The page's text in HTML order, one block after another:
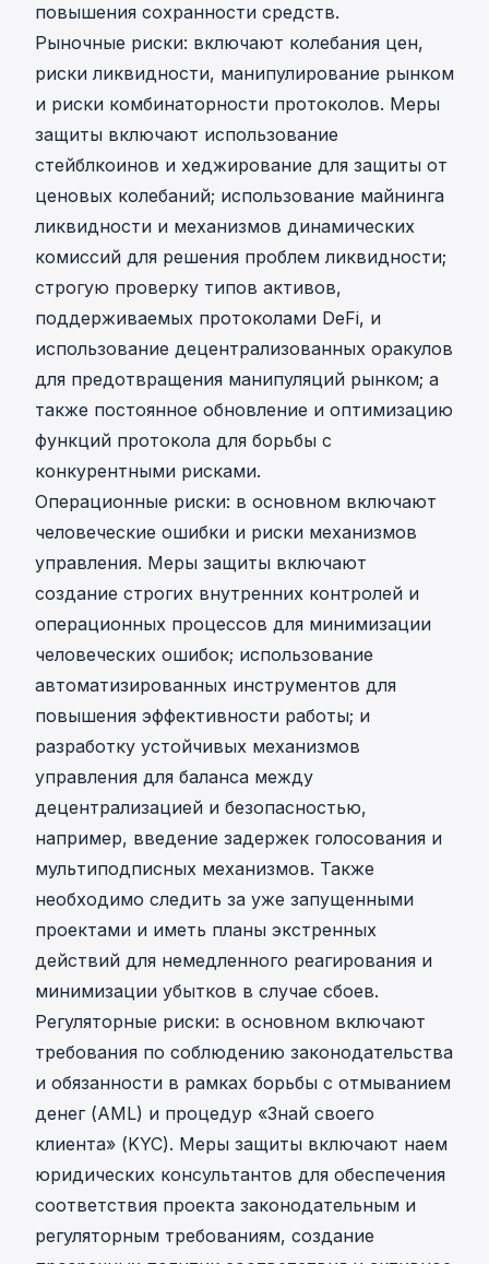
повышения сохранности средств.
Рыночные риски: включают колебания цен,
риски ликвидности, манипулирование рынком
и риски комбинаторности протоколов. Меры
защиты включают использование
стейблкоинов и хеджирование для защиты от
ценовых колебаний; использование майнинга
ликвидности и механизмов динамических
комиссий для решения проблем ликвидности;
строгую проверку типов активов,
поддерживаемых протоколами DeFi, и
использование децентрализованных оракулов
для предотвращения манипуляций рынком; а
также постоянное обновление и оптимизацию
функций протокола для борьбы с
конкурентными рисками.
Операционные риски: в основном включают
человеческие ошибки и риски механизмов
управления. Меры защиты включают
создание строгих внутренних контролей и
операционных процессов для минимизации
человеческих ошибок; использование
автоматизированных инструментов для
повышения эффективности работы; и
разработку устойчивых механизмов
управления для баланса между
децентрализацией и безопасностью,
например, введение задержек голосования и
мультиподписных механизмов. Также
необходимо следить за уже запущенными
проектами и иметь планы экстренных
действий для немедленного реагирования и
минимизации убытков в случае сбоев.
Регуляторные риски: в основном включают
требования по соблюдению законодательства
и обязанности в рамках борьбы с отмыванием
денег (AML) и процедур «Знай своего
клиента» (KYC). Меры защиты включают наем
юридических консультантов для обеспечения
соответствия проекта законодательным и
регуляторным требованиям, создание